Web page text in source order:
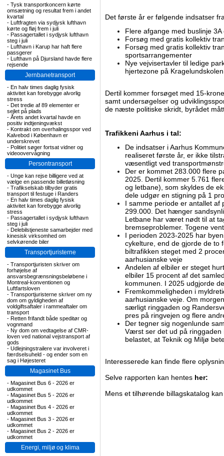
- Tysk transportkoncern kørte
omsætning og resultat frem i andet
kvartal
- Luftfragten via sydjysk lufthavn
kørte og fløj frem i juli
- Passagertallet i sydjysk lufthavn
steg i juli
- Lufthavn i Karup har haft flere
passgerer
- Lufthavn på Djursland havde flere
rejsende
Jernbanetransport
- En halv times daglig fysisk
aktivitet kan forebygge alvorlig
stress
- Det tredie af 89 elementer er
sejlet på plads
- Årets andet kvartal havde en
positiv indtjeningvækst
- Kontrakt om overhalingsspor ved
Kalvebod i København er
underskrevet
- Politiet søger fortsat vidner og
videoovervågning
Persontransport
- Unge kan rejse billigere ved at
vælge en passende billetløsning
- Trafikselskab tilbyder gratis
transport til festuge i Randers
- En halv times daglig fysisk
aktivitet kan forebygge alvorlig
stress
- Passagertallet i sydjysk lufthavn
steg i juli
- Delebilstjeneste samarbejder med
kinesisk virksomhed om
selvkørende biler
Transportjuristerne
- Transportjuristen skriver om
forhøjelse af
ansvarsbegrænsningsbeløbene i
Montreal-konventionen og
Luftfartsloven
- Transportjuristerne skriver om ny
dom om gyldigheden af
voldgiftsaftaler i rammeaftaler om
transport
- Retten frifandt både speditør og
vognmand
- Ny dom om vedtagelse af CMR-
loven ved national vejstransport af
gods
- Udlejningstrailere var involveret i
færdselsuheld - og ender som en
sag i Højesteret
Magasinet Bus
- Magasinet Bus 6 - 2026 er
udkommet
- Magasinet Bus 5 - 2026 er
udkommet
- Magasinet Bus 4 - 2026 er
udkommet
- Magasinet Bus 3 - 2026 er
udkommet
- Magasinet Bus 2 - 2026 er
udkommet
Energi, miljø og klima
Det første år er følgende indsatser
Flere afgange med buslinje 3A
Forsøg med gratis kollektiv
Forsøg med gratis kollektiv
sportsarrangementer
Nye vejvisertavler til ledige
hjertezone på Kragelundskolen
Dertil kommer forsøget med 15-
samt undersøgelser og
de næste politiske skridt, byrådet
Trafikkeni Aarhus i tal:
De indsatser i Aarhus
realiseret første år, er ikke
væsentligt ved
Der er kommet 283.000 flere
2025. Dertil kommer 5.761
og letbane), som skyldes de
dele udgør en stigning på 1
I samme periode er antallet af
299.000. Det hænger
Letbane har været nødt til at
bremseproblemer. Togene
I perioden 2023-2025 har
cykelture, end de gjorde de to
biltrafikken steget med 2
aarhusianske veje
Andelen af elbiler er steget
elbiler 15 procent af det
kommunen. I 2025 udgjorde
Fremkommeligheden i
aarhusianske veje. Om
særligt ringgaden og
pres på ringvejen og flere
Der tegner sig nogenlunde
Værst ser det ud på
belastet, at Teknik og Miljø
Interesserede kan finde flere
Selve rapporten kan hentes her:
Mens et tilhørende billagskatalog